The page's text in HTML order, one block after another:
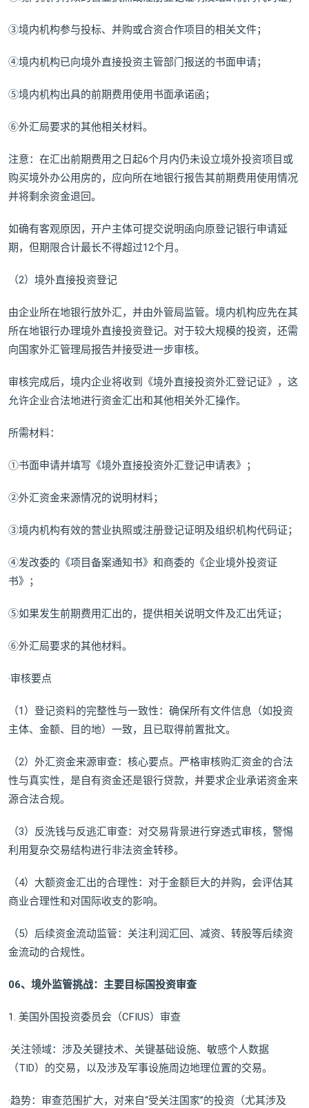
③境内机构参与投标、并购或合资合作项目的相关文件；
④境内机构已向境外直接投资主管部门报送的书面申请；
⑤境内机构出具的前期费用使用书面承诺函；
⑥外汇局要求的其他相关材料。
注意：在汇出前期费用之日起6个月内仍未设立境外投资项目或
购买境外办公用房的，应向所在地银行报告其前期费用使用情况
并将剩余资金退回。
如确有客观原因，开户主体可提交说明函向原登记银行申请延
期，但期限合计最长不得超过12个月。
（2）境外直接投资登记
由企业所在地银行放外汇，并由外管局监管。境内机构应先在其
所在地银行办理境外直接投资登记。对于较大规模的投资，还需
向国家外汇管理局报告并接受进一步审核。
审核完成后，境内企业将收到《境外直接投资外汇登记证》，这
允许企业合法地进行资金汇出和其他相关外汇操作。
所需材料：
①书面申请并填写《境外直接投资外汇登记申请表》；
②外汇资金来源情况的说明材料；
③境内机构有效的营业执照或注册登记证明及组织机构代码证；
④发改委的《项目备案通知书》和商委的《企业境外投资证
书》；
⑤如果发生前期费用汇出的，提供相关说明文件及汇出凭证；
⑥外汇局要求的其他材料。
·审核要点
（1）登记资料的完整性与一致性：确保所有文件信息（如投资
主体、金额、目的地）一致，且已取得前置批文。
（2）外汇资金来源审查：核心要点。严格审核购汇资金的合法
性与真实性，是自有资金还是银行贷款，并要求企业承诺资金来
源合法合规。
（3）反洗钱与反逃汇审查：对交易背景进行穿透式审核，警惕
利用复杂交易结构进行非法资金转移。
（4）大额资金汇出的合理性：对于金额巨大的并购，会评估其
商业合理性和对国际收支的影响。
（5）后续资金流动监管：关注利润汇回、减资、转股等后续资
金流动的合规性。
06、境外监管挑战：主要目标国投资审查
1. 美国外国投资委员会（CFIUS）审查
·关注领域：涉及关键技术、关键基础设施、敏感个人数据
（TID）的交易，以及涉及军事设施周边地理位置的交易。
·趋势：审查范围扩大，对来自“受关注国家”的投资（尤其涉及